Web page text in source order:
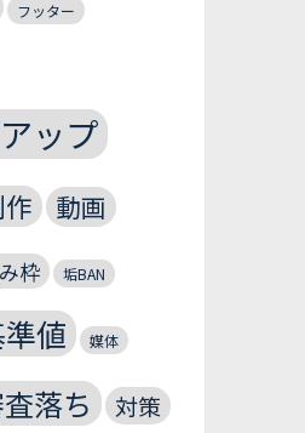
フッター
ップ
動画
枠 垢BAN
値 媒体
落ち 対策